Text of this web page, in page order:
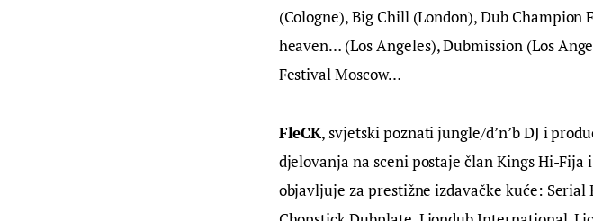
(Cologne), Big Chill (London), Dub
heaven… (Los Angeles), Dubmission (Los
Festival Moscow…
FleCK, svjetski poznati jungle/d’n’b DJ i
djelovanja na sceni postaje član Kings Hi-Fija
objavljuje za prestižne izdavačke kuće: Serial